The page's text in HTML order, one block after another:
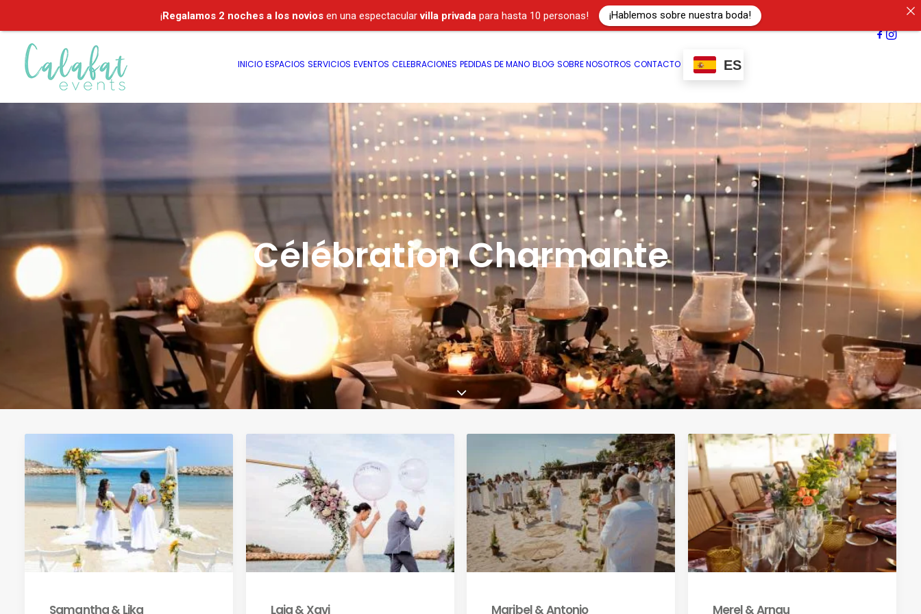
INICIO ESPACIOS SERVICIOS EVENTOS CELEBRACIONES PEDIDAS DE MANO BLOG SOBRE NOSOTROS CONTACTO ES
Célébration Charmante
Samantha & Lika Laia & Xavi Maribel & Antonio Merel & Arnau
¡Regalamos 2 noches a los noviosen una espectacularvilla privadapara hasta 10 personas! ¡Hablemos sobre nuestra boda!